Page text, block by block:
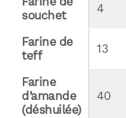
souchet
4
Farine de
teff
13
Farine
d’amande
(déshuilée)
40